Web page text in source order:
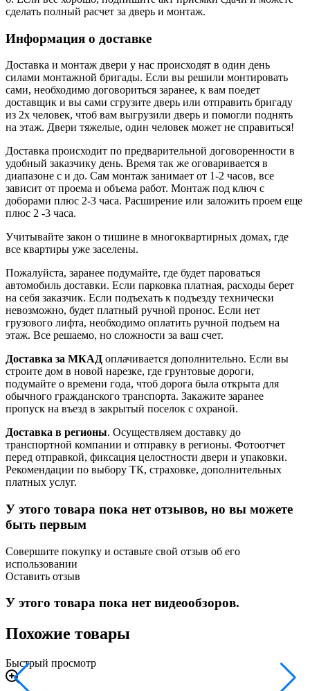
сделать полный расчет за дверь и монтаж.
Информация о доставке
Доставка и монтаж двери у нас происходят в один день
силами монтажной бригады. Если вы решили монтировать
сами, необходимо договориться заранее, к вам поедет
доставщик и вы сами сгрузите дверь или отправить бригаду
из 2х человек, чтоб вам выгрузили дверь и помогли поднять
на этаж. Двери тяжелые, один человек может не справиться!
Доставка происходит по предварительной договоренности в
удобный заказчику день. Время так же оговаривается в
диапазоне с и до. Сам монтаж занимает от 1-2 часов, все
зависит от проема и объема работ. Монтаж под ключ с
доборами плюс 2-3 часа. Расширение или заложить проем еще
плюс 2 -3 часа.
Учитывайте закон о тишине в многоквартирных домах, где
все квартиры уже заселены.
Пожалуйста, заранее подумайте, где будет пароваться
автомобиль доставки. Если парковка платная, расходы берет
на себя заказчик. Если подъехать к подъезду технически
невозможно, будет платный ручной пронос. Если нет
грузового лифта, необходимо оплатить ручной подъем на
этаж. Все решаемо, но сложности за ваш счет.
Доставка за МКАД оплачивается дополнительно. Если вы
строите дом в новой нарезке, где грунтовые дороги,
подумайте о времени года, чтоб дорога была открыта для
обычного гражданского транспорта. Закажите заранее
пропуск на въезд в закрытый поселок с охраной.
Доставка в регионы. Осуществляем доставку до
транспортной компании и отправку в регионы. Фотоотчет
перед отправкой, фиксация целостности двери и упаковки.
Рекомендации по выбору ТК, страховке, дополнительных
платных услуг.
У этого товара пока нет отзывов, но вы можете
быть первым
Совершите покупку и оставьте свой отзыв об его
использовании
Оставить отзыв
У этого товара пока нет видеообзоров.
Похожие товары
Быстрый просмотр